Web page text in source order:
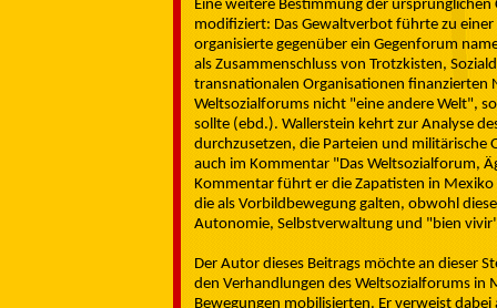
Eine weitere Bestimmung der
modifiziert: Das Gewaltverbot führte zu
organisierte gegenüber ein Gegenforum
als Zusammenschluss von Trotzkisten,
transnationalen Organisationen finanzierten
Weltsozialforums nicht "eine andere Welt",
sollte (ebd.). Wallerstein kehrt zur Analyse
durchzusetzen, die Parteien und militärische
auch im Kommentar "Das Weltsozialforum,
Kommentar führt er die Zapatisten in Mexiko
die als Vorbildbewegung galten, obwohl
Autonomie, Selbstverwaltung und "bien
Der Autor dieses Beitrags möchte an dieser
den Verhandlungen des Weltsozialforums in
Bewegungen mobilisierten. Er verweist